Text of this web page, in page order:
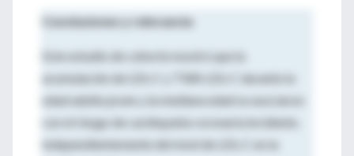
Conclusiones y relevancia
Este estudio de cohorte mostró que la
acumulación de LDL-C y TWA LDL-C durante la
edad adulta joven y la mediana edad se asociaron
con el riesgo de cardiopatía coronaria incidente,
independientemente del nivel de LDL-C en la